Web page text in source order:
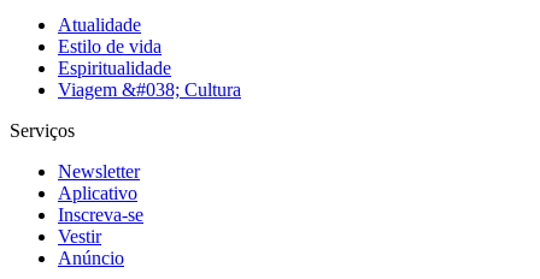
Atualidade
Estilo de vida
Espiritualidade
Viagem &#038; Cultura
Serviços
Newsletter
Aplicativo
Inscreva-se
Vestir
Anúncio